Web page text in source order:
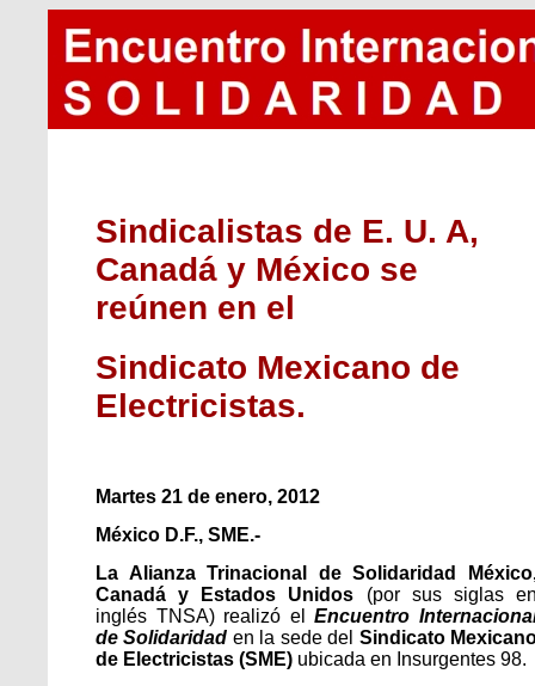
Sindicalistas de E. U. A,
Canadá y México se
reúnen en el
Sindicato Mexicano de
Electricistas.
Martes 21 de enero, 2012
México D.F., SME.-
La Alianza Trinacional de Solidaridad
Canadá y Estados Unidos (por sus siglas
inglés TNSA) realizó el
Encuentro
de Solidaridad en la sede del Sindicato
de Electricistas (SME) ubicada en Insurgentes 98.